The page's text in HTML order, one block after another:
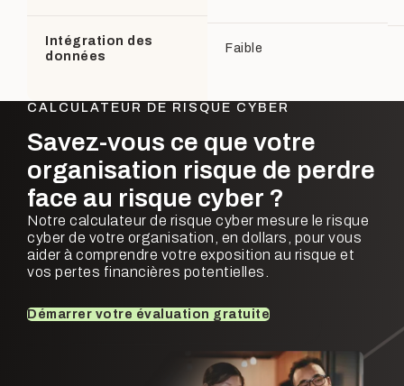
Intégration des
données
Faible
CALCULATEUR DE RISQUE CYBER
Savez-vous ce que votre
organisation risque de perdre
face au risque cyber ?
Notre calculateur de risque cyber mesure le risque
cyber de votre organisation, en dollars, pour vous
aider à comprendre votre exposition au risque et
vos pertes financières potentielles.
Démarrer votre évaluation gratuite